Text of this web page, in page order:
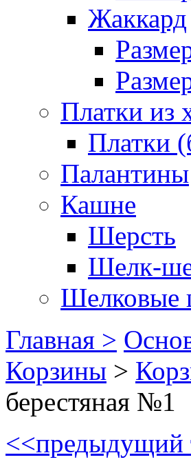
Жаккард
Платки из
Платки
Палантины
Кашне
Шерсть
Шелк-
Шелковые
Главная >
Корзины >
берестяная №1
<<предыдущий